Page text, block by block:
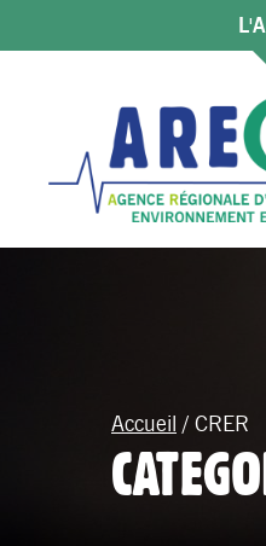
Accueil / CRER